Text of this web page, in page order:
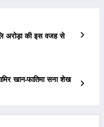
अरोड़ा की इस वजह से
खान-फातिमा सना शेख